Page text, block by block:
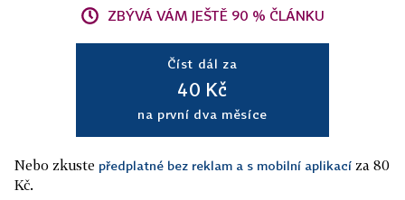
ZBÝVÁ VÁM JEŠTĚ 90 % ČLÁNKU
Číst dál za
40 Kč
na první dva měsíce
Nebo zkuste předplatné bez reklam a s mobilní aplikací za 80
Kč.